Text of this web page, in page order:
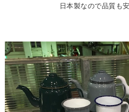
日本製なので品質も